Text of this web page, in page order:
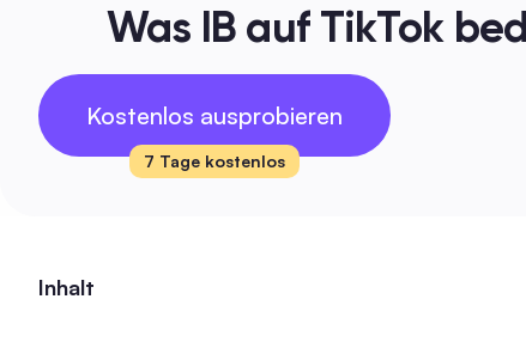
Was IB auf TikTok
Kostenlos ausprobieren
7 Tage kostenlos
Inhalt